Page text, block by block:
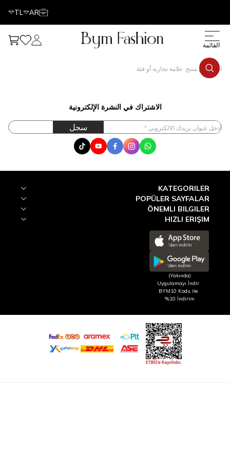
AR
TL
حسابيمفضلتيعربتي
الاشتراك في النشرة الإلكترونية
سجل
WhatsApp
Instagram
Facebook
Youtube
Tik Tok
KATEGORILER
POPÜLER SAYFALAR
ÖNEMLI BILGILER
HIZLI ERIŞIM
Uygulamayı İndir
BYM10 Kodu ile
%10 İndirim